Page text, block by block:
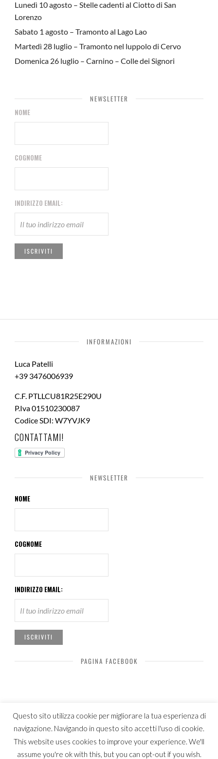
Lunedì 10 agosto – Stelle cadenti al Ciotto di San
Lorenzo
Sabato 1 agosto – Tramonto al Lago Lao
Martedì 28 luglio – Tramonto nel luppolo di Cervo
Domenica 26 luglio – Carnino – Colle dei Signori
NEWSLETTER
NOME
COGNOME
INDIRIZZO EMAIL:
INFORMAZIONI
Luca Patelli
+39 3476006939
C.F. PTLLCU81R25E290U
P.Iva 01510230087
Codice SDI: W7YVJK9
CONTATTAMI!
NEWSLETTER
NOME
COGNOME
INDIRIZZO EMAIL:
PAGINA FACEBOOK
© Copyright Luca Patelli 2019
Questo sito utilizza cookie per migliorare la tua esperienza di
navigazione. Navigando in questo sito accetti l'uso di cookie.
This website uses cookies to improve your experience. We'll
assume you're ok with this, but you can opt-out if you wish.